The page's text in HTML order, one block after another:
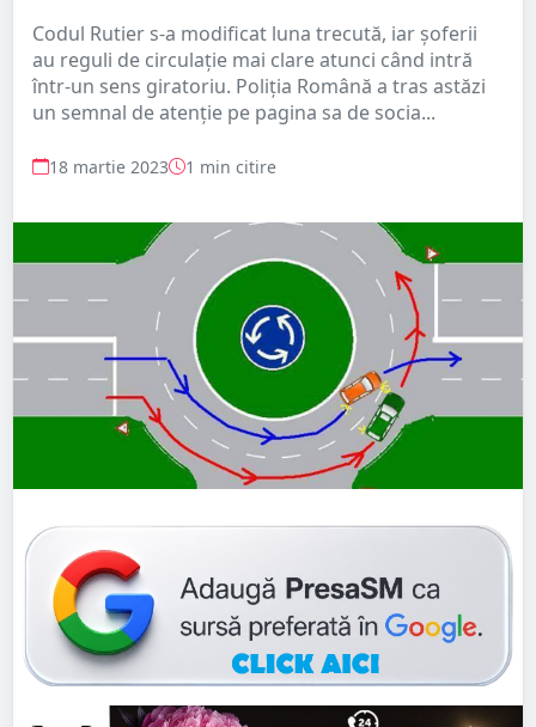
Codul Rutier s-a modificat luna trecută, iar șoferii
au reguli de circulație mai clare atunci când intră
într-un sens giratoriu. Poliția Română a tras astăzi
un semnal de atenție pe pagina sa de socia...
18 martie 2023 1 min citire